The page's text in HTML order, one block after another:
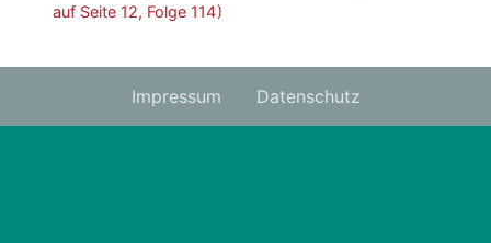
auf Seite 12, Folge 114 )
Impressum Datenschutz